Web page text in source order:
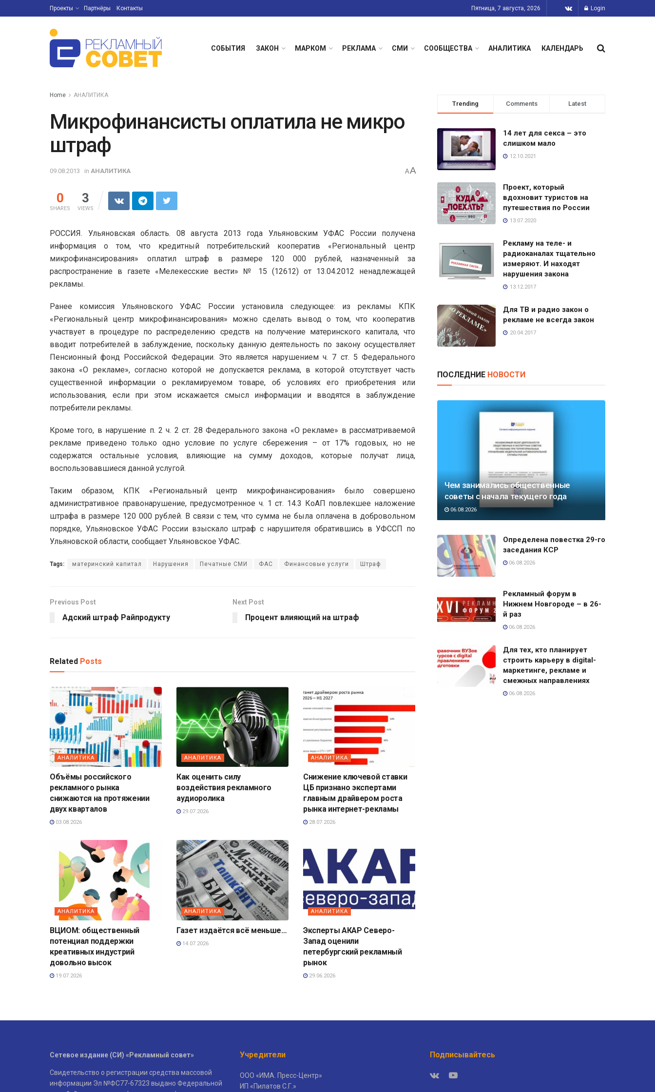
Проекты Партнёры Контакты Пятница, 7 августа, 2026 Login
СОБЫТИЯ ЗАКОН МАРКОМ РЕКЛАМА СМИ СООБЩЕСТВА АНАЛИТИКА КАЛЕНДАРЬ
Home АНАЛИТИКА
Микрофинансисты оплатила не микро
штраф
09.08.2013 in АНАЛИТИКА AA
0
SHARES
3
VIEWS
РОССИЯ. Ульяновская область. 08 августа 2013 года Ульяновским УФАС России получена
информация о том, что кредитный потребительский кооператив «Региональный центр
микрофинансирования» оплатил штраф в размере 120 000 рублей, назначенный за
распространение в газете «Мелекесские вести» № 15 (12612) от 13.04.2012 ненадлежащей
рекламы.
Ранее комиссия Ульяновского УФАС России установила следующее: из рекламы КПК
«Региональный центр микрофинансирования» можно сделать вывод о том, что кооператив
участвует в процедуре по распределению средств на получение материнского капитала, что
вводит потребителей в заблуждение, поскольку данную деятельность по закону осуществляет
Пенсионный фонд Российской Федерации. Это является нарушением ч. 7 ст. 5 Федерального
закона «О рекламе», согласно которой не допускается реклама, в которой отсутствует часть
существенной информации о рекламируемом товаре, об условиях его приобретения или
использования, если при этом искажается смысл информации и вводятся в заблуждение
потребители рекламы.
Кроме того, в нарушение п. 2 ч. 2 ст. 28 Федерального закона «О рекламе» в рассматриваемой
рекламе приведено только одно условие по услуге сбережения – от 17% годовых, но не
содержатся остальные условия, влияющие на сумму доходов, которые получат лица,
воспользовавшиеся данной услугой.
Таким образом, КПК «Региональный центр микрофинансирования» было совершено
административное правонарушение, предусмотренное ч. 1 ст. 14.3 КоАП повлекшее наложение
штрафа в размере 120 000 рублей. В связи с тем, что сумма не была оплачена в добровольном
порядке, Ульяновское УФАС России взыскало штраф с нарушителя обратившись в УФССП по
Ульяновской области, сообщает Ульяновское УФАС.
Tags: материнский капитал Нарушения Печатные СМИ ФАС Финансовые услуги Штраф
Previous Post
Адский штраф Райпродукту
Next Post
Процент влияющий на штраф
Related Posts
АНАЛИТИКА
Объёмы российского
рекламного рынка
снижаются на протяжении
двух кварталов
03.08.2026
АНАЛИТИКА
Как оценить силу
воздействия рекламного
аудиоролика
29.07.2026
АНАЛИТИКА
Снижение ключевой ставки
ЦБ признано экспертами
главным драйвером роста
рынка интернет-рекламы
28.07.2026
АНАЛИТИКА
ВЦИОМ: общественный
потенциал поддержки
креативных индустрий
довольно высок
19.07.2026
АНАЛИТИКА
Газет издаётся всё меньше…
14.07.2026
АНАЛИТИКА
Эксперты АКАР Северо-
Запад оценили
петербургский рекламный
рынок
29.06.2026
Trending Comments Latest
14 лет для секса – это
слишком мало
12.10.2021
Проект, который
вдохновит туристов на
путешествия по России
13.07.2020
Рекламу на теле- и
радиоканалах тщательно
измеряют. И находят
нарушения закона
13.12.2017
Для ТВ и радио закон о
рекламе не всегда закон
20.04.2017
ПОСЛЕДНИЕ НОВОСТИ
Чем занимались общественные
советы с начала текущего года
06.08.2026
Определена повестка 29-го
заседания КСР
06.08.2026
Рекламный форум в
Нижнем Новгороде – в 26-
й раз
06.08.2026
Для тех, кто планирует
строить карьеру в digital-
маркетинге, рекламе и
смежных направлениях
06.08.2026
Сетевое издание (СИ) «Рекламный совет»
Свидетельство о регистрации средства массовой
информации Эл №ФС77-67323 выдано Федеральной
Учредители
ООО «ИМА. Пресс-Центр»
ИП «Пилатов С.Г.»
Подписывайтесь